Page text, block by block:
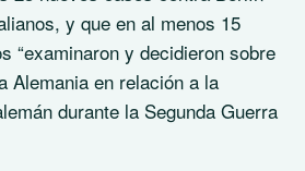
y que en al menos 15
“examinaron y decidieron sobre
Alemania en relación a la
durante la Segunda Guerra